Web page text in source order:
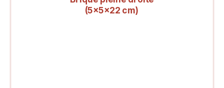
(5x5x22 cm)